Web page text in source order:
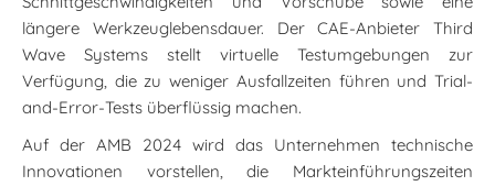
längere Werkzeuglebensdauer. Der CAE-Anbieter Third
Wave Systems stellt virtuelle Testumgebungen zur
Verfügung, die zu weniger Ausfallzeiten führen und Trial-
and-Error-Tests überflüssig machen.
Auf der AMB 2024 wird das Unternehmen technische
Innovationen vorstellen, die Markteinführungszeiten